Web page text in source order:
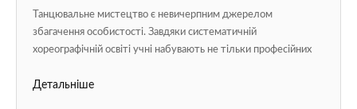
Версія сайту для людей з вадами зору
Записатися на гурток
Написати адміністратору сайту
Танцювальне мистецтво є невичерпним джерелом
збагачення особистості. Завдяки систематичній
хореографічній освіті учні набувають не тільки професійних
Детальніше